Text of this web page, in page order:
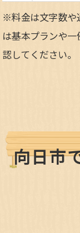
※料金は文字数や
は基本プランや
認してください。​
向日市